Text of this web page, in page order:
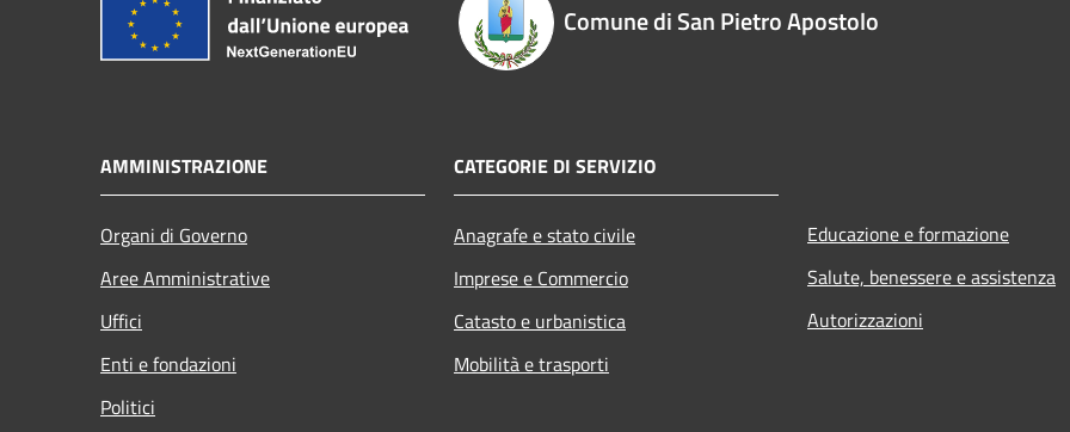
Comune di San Pietro Apostolo
AMMINISTRAZIONE
Organi di Governo
Aree Amministrative
Uffici
Enti e fondazioni
Politici
CATEGORIE DI SERVIZIO
Anagrafe e stato civile
Imprese e Commercio
Catasto e urbanistica
Mobilità e trasporti
Educazione e formazione
Salute, benessere e assistenza
Autorizzazioni